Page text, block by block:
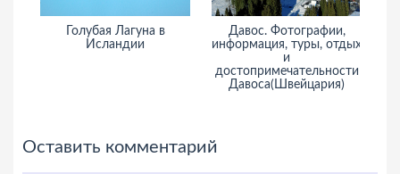
Голубая Лагуна в
Исландии
Давос. Фотографии,
информация, туры, отдых
и
достопримечательности
Давоса(Швейцария)
Оставить комментарий